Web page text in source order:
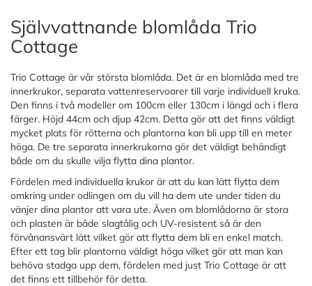
Självvattnande blomlåda Trio
Cottage
Trio Cottage är vår största blomlåda. Det är en blomlåda med tre
innerkrukor, separata vattenreservoarer till varje individuell kruka.
Den finns i två modeller om 100cm eller 130cm i längd och i flera
färger. Höjd 44cm och djup 42cm. Detta gör att det finns väldigt
mycket plats för rötterna och plantorna kan bli upp till en meter
höga. De tre separata innerkrukorna gör det väldigt behändigt
både om du skulle vilja flytta dina plantor.
Fördelen med individuella krukor är att du kan lätt flytta dem
omkring under odlingen om du vill ha dem ute under tiden du
vänjer dina plantor att vara ute. Även om blomlådorna är stora
och plasten är både slagtålig och UV-resistent så är den
förvånansvärt lätt vilket gör att flytta dem bli en enkel match.
Efter ett tag blir plantorna väldigt höga vilket gör att man kan
behöva stadga upp dem, fördelen med just Trio Cottage är att
det finns ett tillbehör för detta.